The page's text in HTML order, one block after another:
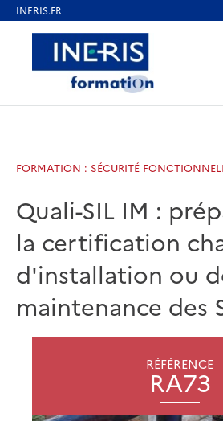
Aller au contenu
Aller au pied de page
FORMATION : SÉCURITÉ
Quali-SIL IM :
la certification
d'installation ou
maintenance des
RÉFÉRENCE
RA73